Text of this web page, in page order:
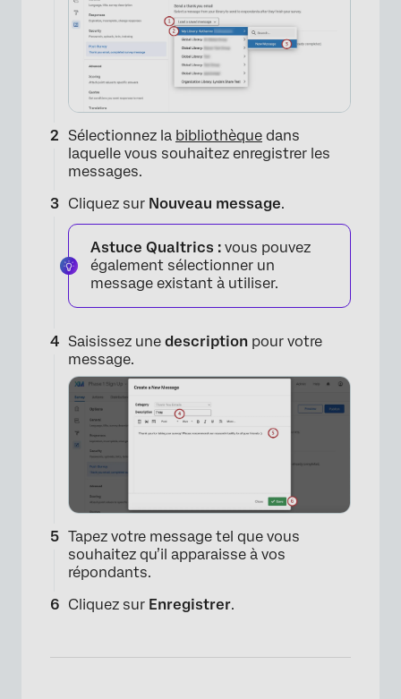
Sélectionnez la bibliothèque dans
laquelle vous souhaitez enregistrer les
messages.
Cliquez sur Nouveau message.
Astuce Qualtrics : vous pouvez
également sélectionner un
message existant à utiliser.
Saisissez une description pour votre
message.
Tapez votre message tel que vous
souhaitez qu’il apparaisse à vos
répondants.
Cliquez sur Enregistrer.